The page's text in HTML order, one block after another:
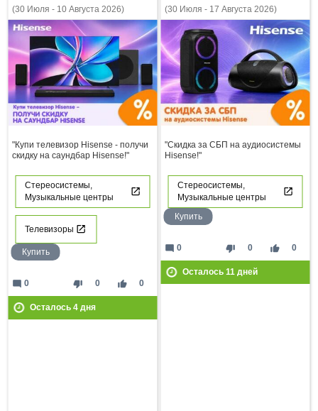
(30 Июля - 10 Августа 2026)
"Купи телевизор Hisense - получи
скидку на саундбар Hisense!"
Стереосистемы,
Музыкальные центры
Телевизоры
Купить
thumb_down 0 thumb_up 0
mode_comment 0
Осталось 4дня
(30 Июля - 17 Августа 2026)
"Скидка за СБП на аудиосистемы
Hisense!"
Стереосистемы,
Музыкальные центры
Купить
thumb_down 0 thumb_up 0
mode_comment 0
Осталось 11дней